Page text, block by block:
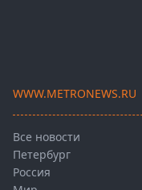
WWW.METRONEWS.RU
Все новости
Петербург
Россия